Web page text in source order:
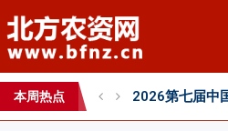
本周热点 2026第七届中